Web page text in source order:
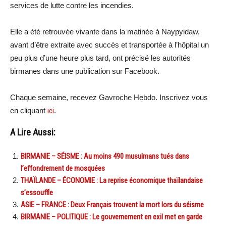
services de lutte contre les incendies.
Elle a été retrouvée vivante dans la matinée à Naypyidaw,
avant d’être extraite avec succès et transportée à l’hôpital un
peu plus d’une heure plus tard, ont précisé les autorités
birmanes dans une publication sur Facebook.
Chaque semaine, recevez Gavroche Hebdo. Inscrivez vous
en cliquant ici.
A Lire Aussi:
BIRMANIE – SÉISME : Au moins 490 musulmans tués dans
l’effondrement de mosquées
THAÏLANDE – ÉCONOMIE : La reprise économique thaïlandaise
s’essouffle
ASIE – FRANCE : Deux Français trouvent la mort lors du séisme
BIRMANIE – POLITIQUE : Le gouvernement en exil met en garde